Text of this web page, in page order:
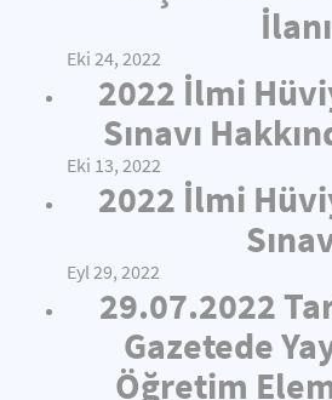
İlanı
Eki 24, 2022
2022 İlmi
Sınavı
Eki 13, 2022
2022 İlmi
Eyl 29, 2022
29.07.2022
Gazetede
Öğretim